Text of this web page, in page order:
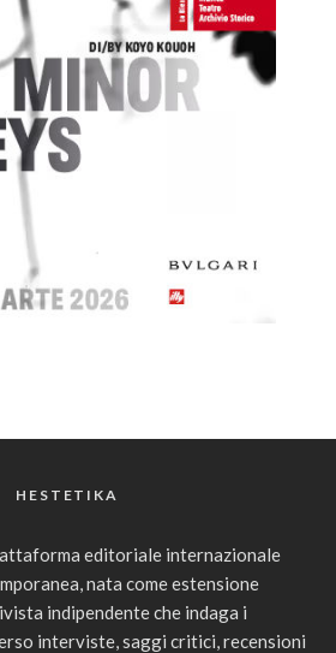
HESTETIKA
editoriale internazionale
nata come estensione
indipendente che indaga i
interviste, saggi critici, recensioni